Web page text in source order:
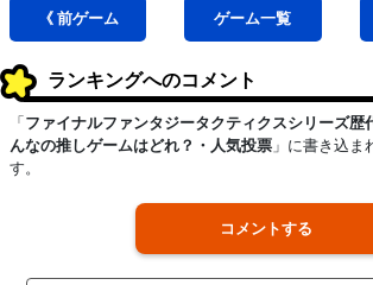
《 前ゲーム ゲーム一覧
ランキングへのコメント
「 ファイナルファンタジータクティクスシリーズ歴
んなの推しゲームはどれ？・人気投票 」に書き込ま
す。
コメントする